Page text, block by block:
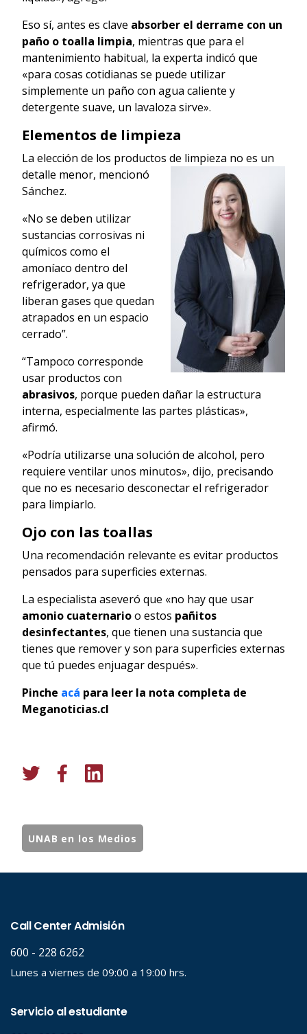
Eso sí, antes es clave absorber el derrame con un
paño o toalla limpia, mientras que para el
mantenimiento habitual, la experta indicó que
«para cosas cotidianas se puede utilizar
simplemente un paño con agua caliente y
detergente suave, un lavaloza sirve».
Elementos de limpieza
La elección de los productos de limpieza no es un
detalle menor, mencionó
Sánchez.
«No se deben utilizar
sustancias corrosivas ni
químicos como el
amoníaco dentro del
refrigerador, ya que
liberan gases que quedan
atrapados en un espacio
cerrado”.
“Tampoco corresponde
usar productos con
abrasivos, porque pueden dañar la estructura
interna, especialmente las partes plásticas»,
afirmó.
«Podría utilizarse una solución de alcohol, pero
requiere ventilar unos minutos», dijo, precisando
que no es necesario desconectar el refrigerador
para limpiarlo.
Ojo con las toallas
Una recomendación relevante es evitar productos
pensados para superficies externas.
La especialista aseveró que «no hay que usar
amonio cuaternarioo estos pañitos
desinfectantes, que tienen una sustancia que
tienes que remover y son para superficies externas
que tú puedes enjuagar después».
Pinche acá para leer la nota completa de
Meganoticias.cl
UNAB en los Medios